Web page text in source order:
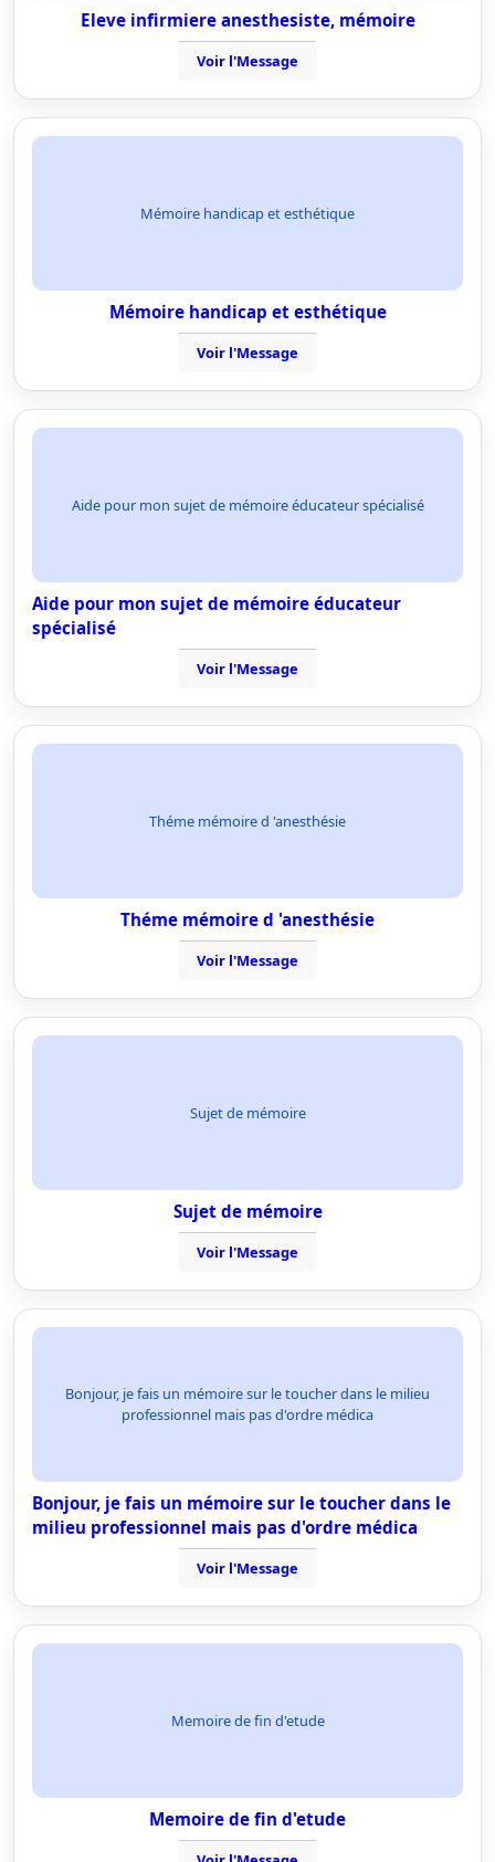
Eleve infirmiere anesthesiste, mémoire
Voir l'Message
Mémoire handicap et esthétique
Mémoire handicap et esthétique
Voir l'Message
Aide pour mon sujet de mémoire éducateur spécialisé
Aide pour mon sujet de mémoire éducateur
spécialisé
Voir l'Message
Théme mémoire d 'anesthésie
Théme mémoire d 'anesthésie
Voir l'Message
Sujet de mémoire
Sujet de mémoire
Voir l'Message
Bonjour, je fais un mémoire sur le toucher dans le milieu
professionnel mais pas d'ordre médica
Bonjour, je fais un mémoire sur le toucher dans le
milieu professionnel mais pas d'ordre médica
Voir l'Message
Memoire de fin d'etude
Memoire de fin d'etude